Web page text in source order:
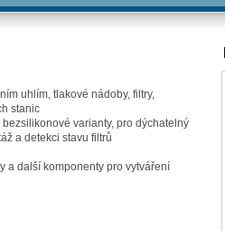
uhlím, tlakové nádoby, filtry,
stanic
varianty, pro dýchatelný
a detekci stavu filtrů
a další komponenty pro vytváření